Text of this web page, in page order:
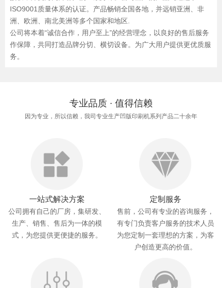
ISO9001质量体系的认证。产品畅销全国各地，并远销亚洲、非
洲、欧洲、南北美洲等多个国家和地区.
公司将本着“诚信合作，用户至上”的经营理念，以良好的售后服务
作保障，共同打造品牌分切、横切设备。为广大用户提供更优质服
务。
专业品质 · 值得信赖
因为专业，所以信赖，我司专业生产凹版印刷机系列产品二十余年
一站式解决方案
公司拥有自己的厂房，集研发、
生产、销售、售后为一体的模
式，为您提供更便捷的服务。
定制服务
售前，公司有专业的咨询服务，
有专门负责客户服务的技术人员
为您定制一套理想的方案，为客
户创造更高的价值。